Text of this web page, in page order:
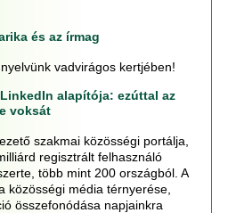
és az írmag
vadvirágos kertjében!
alapítója: ezúttal az
voksát
szakmai közösségi portálja,
regisztrált felhasználó
több mint 200 országból. A
közösségi média térnyerése,
összefonódása napjainkra